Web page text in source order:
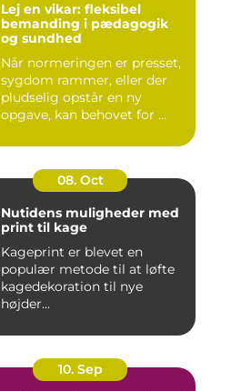
Lej en vikar: fleksibel
bemanding i pædagogik
og sundhed
Når normeringen er presset,
sygdom rammer, eller der
pludselig opstår en ny
opgave, kan behovet for ...
08. Oct
Nutidens muligheder med
print til kage
Kageprint er blevet en
populær metode til at løfte
kagedekoration til nye
højder...
10. Sep